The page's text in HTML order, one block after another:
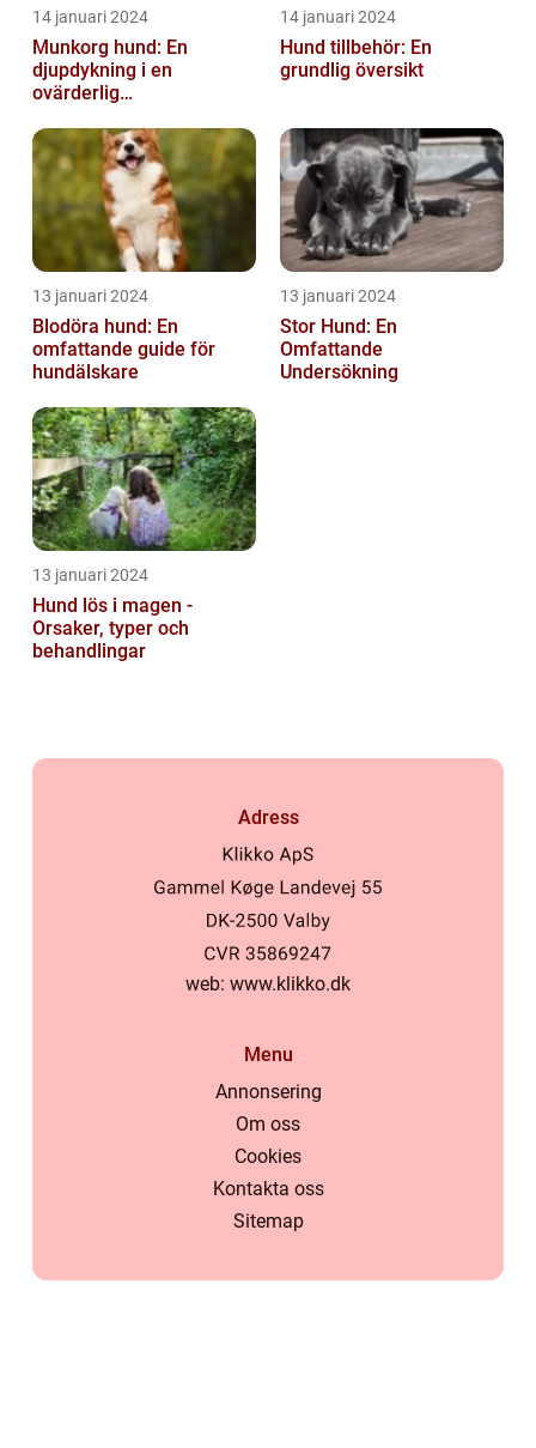
14 januari 2024
Munkorg hund: En
djupdykning i en
ovärderlig
14 januari 2024
Hund tillbehör: En
grundlig översikt
13 januari 2024
Blodöra hund: En
omfattande guide för
hundälskare
13 januari 2024
Stor Hund: En
Omfattande
Undersökning
13 januari 2024
Hund lös i magen -
Orsaker, typer och
behandlingar
Adress
web: www.klikko.dk
Menu
Annonsering
Om oss
Cookies
Kontakta oss
Sitemap